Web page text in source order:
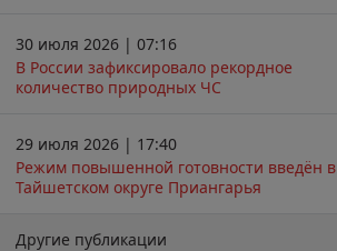
30 июля 2026 | 07:16
В России зафиксировало рекордное
количество природных ЧС
29 июля 2026 | 17:40
Режим повышенной готовности введён в
Тайшетском округе Приангарья
Другие публикации